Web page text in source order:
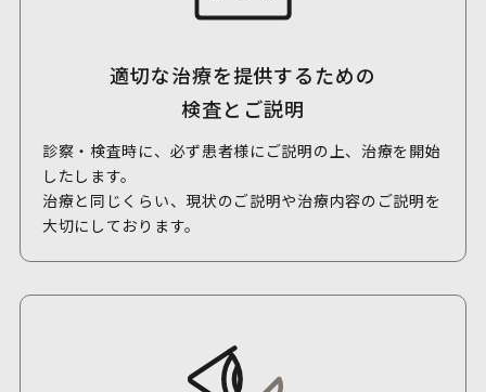
適切な治療を提供するための
検査とご説明
診察・検査時に、必ず患者様にご説明の上、治療を開始
したします。
治療と同じくらい、現状のご説明や治療内容のご説明を
大切にしております。